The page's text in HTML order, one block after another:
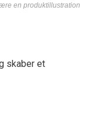
en produktillustration
skaber et